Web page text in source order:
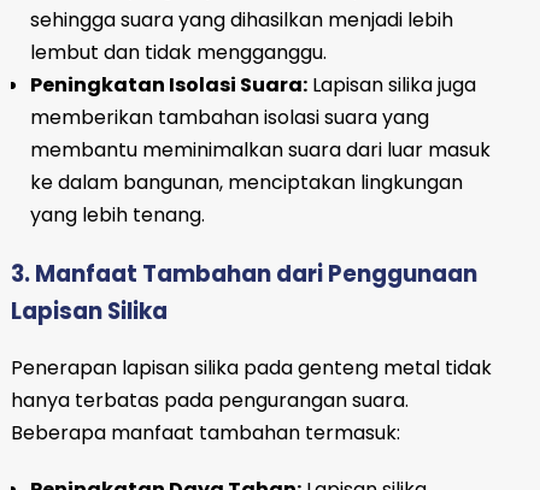
sehingga suara yang dihasilkan menjadi lebih
lembut dan tidak mengganggu.
Peningkatan Isolasi Suara:Lapisan silika juga
memberikan tambahan isolasi suara yang
membantu meminimalkan suara dari luar masuk
ke dalam bangunan, menciptakan lingkungan
yang lebih tenang.
3. Manfaat Tambahan dari Penggunaan
Lapisan Silika
Penerapan lapisan silika pada genteng metal tidak
hanya terbatas pada pengurangan suara.
Beberapa manfaat tambahan termasuk: